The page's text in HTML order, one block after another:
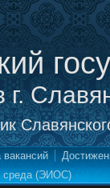
среда (ЭИОС)